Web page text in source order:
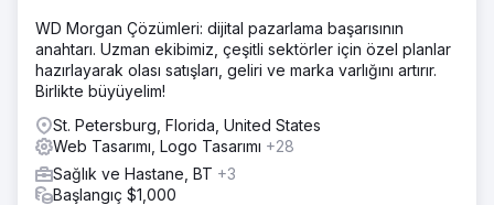
Hukuk pratiğinin güvenilirliğini ve profesyonelliğini
yansıtacak şekilde web sitesini yeniden tasarladık ve hem
kullanıcı deneyimi hem de arama motorları için optimize
ettik. Hedefli SEO stratejileriyle çevrimiçi görünürlüğünü
ve anahtar kelime sıralamalarını önemli ölçüde iyileştirdik.
Sonuç olarak, daha nitelikli potansiyel müşteriler çekmeye
başladı ve danışmanlık taleplerinde gözle görülür bir artış
gördü.
WD Morgan Çözümleri: dijital pazarlama başarısının
anahtarı. Uzman ekibimiz, çeşitli sektörler için özel planlar
hazırlayarak olası satışları, geliri ve marka varlığını artırır.
Birlikte büyüyelim!
St. Petersburg, Florida, United States
Web Tasarımı, Logo Tasarımı +28
Sağlık ve Hastane, BT +3
Başlangıç $1,000